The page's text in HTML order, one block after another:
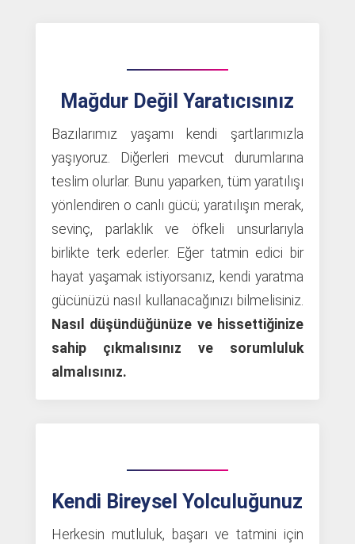
Mağdur Değil Yaratıcısınız
Bazılarımız yaşamı kendi şartlarımızla
yaşıyoruz. Diğerleri mevcut durumlarına
teslim olurlar. Bunu yaparken, tüm yaratılışı
yönlendiren o canlı gücü; yaratılışın merak,
sevinç, parlaklık ve öfkeli unsurlarıyla
birlikte terk ederler. Eğer tatmin edici bir
hayat yaşamak istiyorsanız, kendi yaratma
gücünüzü nasıl kullanacağınızı bilmelisiniz.
Nasıl düşündüğünüze ve hissettiğinize
sahip çıkmalısınız ve sorumluluk
almalısınız.
Kendi Bireysel Yolculuğunuz​
Herkesin mutluluk, başarı ve tatmini için